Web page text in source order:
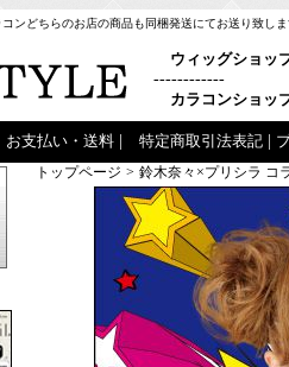
ンどちらのお店の商品も同梱発送にてお送り致し
ウィッグショッ
------------
カラコンショッ
お支払い・送料 特定商取引法表記
トップページ > 鈴木奈々×プリシラ コ